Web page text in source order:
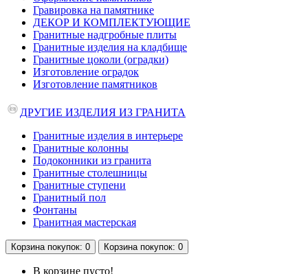
Гравировка на памятнике
ДЕКОР И КОМПЛЕКТУЮЩИЕ
Гранитные надгробные плиты
Гранитные изделия на кладбище
Гранитные цоколи (оградки)
Изготовление оградок
Изготовление памятников
ДРУГИЕ ИЗДЕЛИЯ ИЗ ГРАНИТА
Гранитные изделия в интерьере
Гранитные колонны
Подоконники из гранита
Гранитные столешницы
Гранитные ступени
Гранитный пол
Фонтаны
Гранитная мастерская
Корзинапокупок: 0 Корзинапокупок: 0
В корзине пусто!